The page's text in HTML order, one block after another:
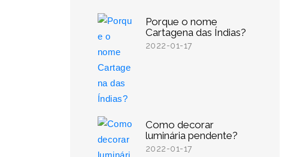
Porque o nome
Cartagena das Índias?
2022-01-17
Como decorar
luminária pendente?
2022-01-17